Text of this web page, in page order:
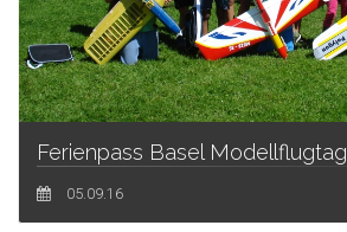
Ferienpass Basel Modellflugtag
05.09.16